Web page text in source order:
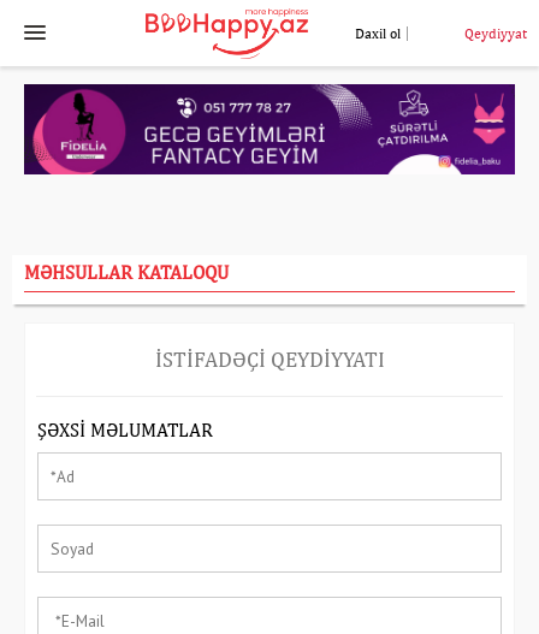
Daxil ol Qeydiyyat
MƏHSULLAR KATALOQU
İSTIFADƏÇI QEYDIYYATI
ŞƏXSI MƏLUMATLAR